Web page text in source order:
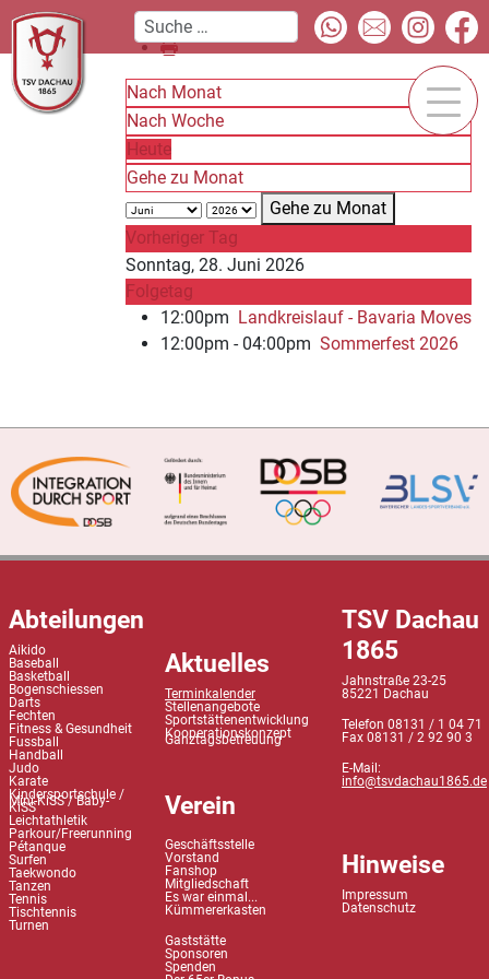
Nach Monat
Nach Woche
Heute
Gehe zu Monat
Gehe zu Monat
Vorheriger Tag
Sonntag, 28. Juni 2026
Folgetag
12:00pm Landkreislauf - Bavaria Moves
12:00pm - 04:00pm Sommerfest 2026
Abteilungen
Aikido
Baseball
Basketball
Bogenschiessen
Darts
Fechten
Fitness & Gesundheit
Fussball
Handball
Judo
Karate
Kindersportschule /
Mini-KiSS / Baby-
KiSS
Leichtathletik
Parkour/Freerunning
Pétanque
Surfen
Taekwondo
Tanzen
Tennis
Tischtennis
Turnen
Aktuelles
Terminkalender
Stellenangebote
Sportstättenentwicklung
Kooperationskonzept
Ganztagsbetreuung
Verein
Geschäftsstelle
Vorstand
Fanshop
Mitgliedschaft
Es war einmal...
Kümmererkasten
Gaststätte
Sponsoren
Spenden
TSV Dachau
1865
Jahnstraße 23-25
85221 Dachau
Telefon 08131 / 1 04 71
Fax 08131 / 2 92 90 3
E-Mail:
info@tsvdachau1865.de
Hinweise
Impressum
Datenschutz